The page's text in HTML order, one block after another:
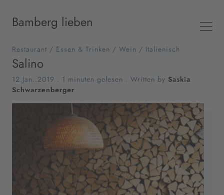
Bamberg lieben
Restaurant / Essen & Trinken / Wein / Italienisch
Salino
12.Jan..2019 . 1 minuten gelesen . Written by Saskia
Schwarzenberger